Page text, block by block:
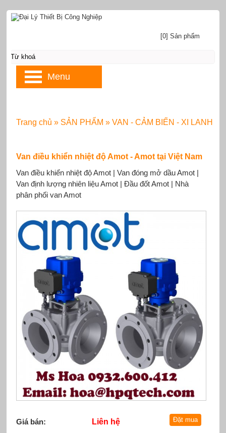
Van điều khiển nhiệt độ Amot - Amot tại Việt Nam
Van điều khiển nhiệt độ Amot | Van đóng mở dầu Amot |
Van định lượng nhiên liệu Amot | Đầu đốt Amot | Nhà
phân phối van Amot
Giá bán:
Liên hệ
Trang chủ » SẢN PHẨM » VAN - CẢM BIẾN - XI LANH
[0] Sản phẩm
Menu